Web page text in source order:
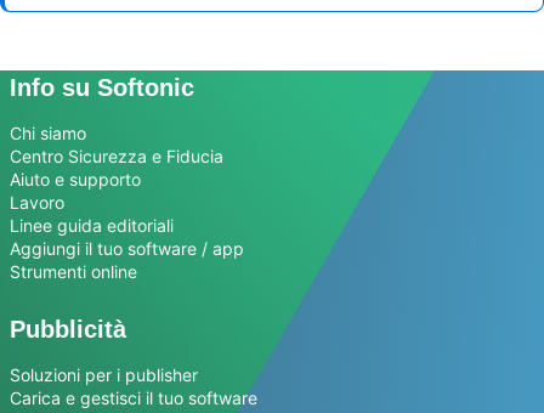
Info su Softonic
Chi siamo
Centro Sicurezza e Fiducia
Aiuto e supporto
Lavoro
Linee guida editoriali
Aggiungi il tuo software / app
Strumenti online
Pubblicità
Soluzioni per i publisher
Carica e gestisci il tuo software